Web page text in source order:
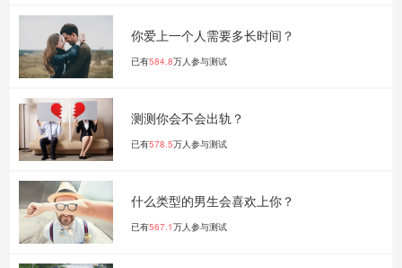
你爱上一个人需要多长时间？
已有584.8万人参与测试
测测你会不会出轨？
已有578.5万人参与测试
什么类型的男生会喜欢上你？
已有567.1万人参与测试